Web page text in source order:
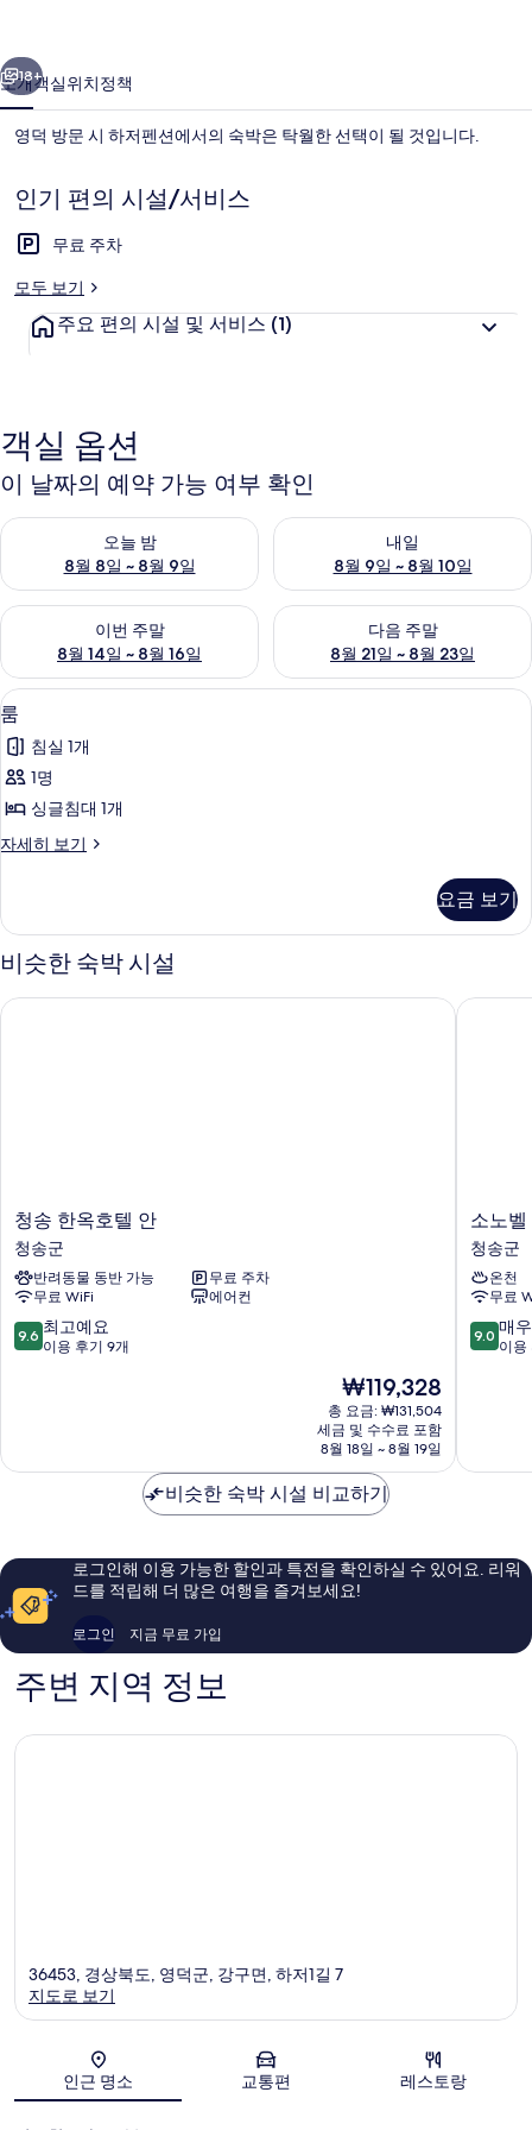
갤
러
리
외관
18+
소개객실위치정책
영덕 방문 시 하저펜션에서의 숙박은 탁월한 선택이 될 것입니다.
인기 편의 시설/서비스
무료 주차
모두 보기
주요 편의 시설 및 서비스 (1)
객실 옵션
이 날짜의 예약 가능 여부 확인
오늘 밤
8월 8일 ~ 8월 9일
오늘 밤 예약 가능 여부 확인, 8월 8일 ~ 8월 9일
내일
8월 9일 ~ 8월 10일
내일 예약 가능 여부 확인, 8월
이번 주말
8월 14일 ~ 8월 16일
이번 주말 예약 가능 여부 확인, 8월 14일 ~ 8월 16일
다음 주말
8월 21일 ~ 8월 23일
다음 주말 예약 가능 여부 확인
룸
사
진
모
보
룸
침실 1개
1명
싱글침대 1개
자세히 보기
룸
보
기
요금 보기
비슷한 숙박 시설
청
송
한
옥
호
텔
안
청송 한옥호텔 안
청송군
반려동물 동반 가능
무료 주차
무료 WiFi
에어컨
10
점
최
이
후
기
9.6 최고예요
이용 후기 9개
현
재
요
금
₩119,328
₩119,328
총 요금: ₩131,504
세금 및 수수료 포함
8월 18일 ~ 8월 19일
청송 한옥호텔 안
소
노
벨
청
송
청
송
소노벨
청송군
온천
무료
10
점
매
해
요,
9.0 매
이용
소노벨
비슷한 숙박 시설 비교하기
로그인해 이용 가능한 할인과 특전을 확인하실 수 있어요. 리워
드를 적립해 더 많은 여행을 즐겨보세요!
로그인 지금 무료 가입
주변 지역 정보
지도
36453, 경상북도, 영덕군, 강구면, 하저1길 7
지도로 보기
인근 명소 교통편 레스토랑